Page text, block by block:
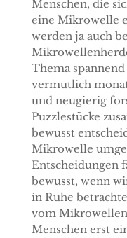
Menschen, die
eine Mikrowelle
werden ja auch
Thema
vermutlich
und neugierig
Puzzlestücke
bewusst
Mikrowelle
Entscheidungen
bewusst, wenn
in Ruhe
vom
Menschen erst